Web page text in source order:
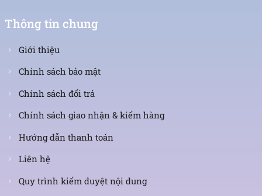
Thông tin chung
Giới thiệu
Chính sách bảo mật
Chính sách đổi trả
Chính sách giao nhận & kiểm hàng
Hướng dẫn thanh toán
Liên hệ
Quy trình kiểm duyệt nội dung